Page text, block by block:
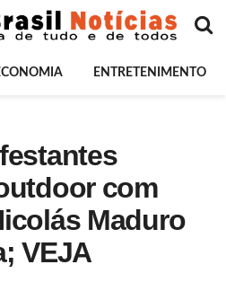
ENTRETENIMENTO
com
Maduro
VEJA